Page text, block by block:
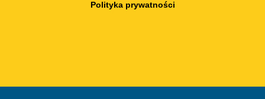
Polityka prywatności